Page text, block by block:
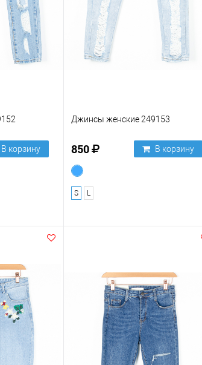
В корзину
Джинсы женские 249153
850 В корзину
S L